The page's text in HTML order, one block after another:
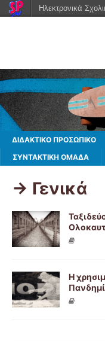
ΔΙΔΑΚΤΙΚΟ ΠΡΟΣΩΠΙΚΟ
ΣΥΝΤΑΚΤΙΚΗ ΟΜΑΔΑ
-> Γενικά
Η
Ηλεκτρονικά